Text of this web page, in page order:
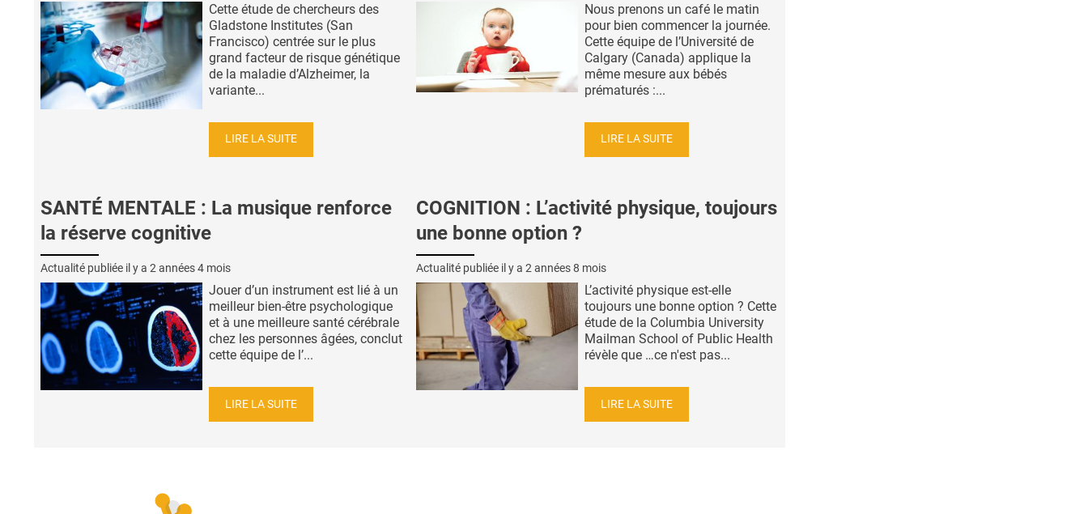
Cette étude de chercheurs des
Gladstone Institutes (San
Francisco) centrée sur le plus
grand facteur de risque génétique
de la maladie d’Alzheimer, la
variante...
LIRE LA SUITE
Nous prenons un café le matin
pour bien commencer la journée.
Cette équipe de l’Université de
Calgary (Canada) applique la
même mesure aux bébés
prématurés :...
LIRE LA SUITE
SANTÉ MENTALE : La musique renforce
la réserve cognitive
Actualité publiée il y a 2 années 4 mois
Jouer d’un instrument est lié à un
meilleur bien-être psychologique
et à une meilleure santé cérébrale
chez les personnes âgées, conclut
cette équipe de l’...
LIRE LA SUITE
COGNITION : L’activité physique, toujours
une bonne option ?
Actualité publiée il y a 2 années 8 mois
L’activité physique est-elle
toujours une bonne option ? Cette
étude de la Columbia University
Mailman School of Public Health
révèle que …ce n'est pas...
LIRE LA SUITE